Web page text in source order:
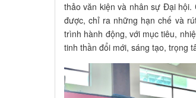
thảo văn kiện và nhân sự Đại
được, chỉ ra những hạn chế và
trình hành động, với mục tiêu,
tinh thần đổi mới, sáng tạo, trọng